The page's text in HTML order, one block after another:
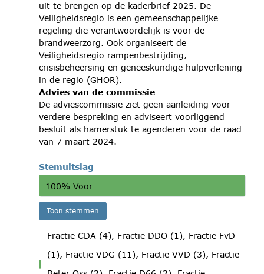
uit te brengen op de kaderbrief 2025. De
Veiligheidsregio is een gemeenschappelijke
regeling die verantwoordelijk is voor de
brandweerzorg. Ook organiseert de
Veiligheidsregio rampenbestrijding,
crisisbeheersing en geneeskundige hulpverlening
in de regio (GHOR).
Advies van de commissie
De adviescommissie ziet geen aanleiding voor
verdere bespreking en adviseert voorliggend
besluit als hamerstuk te agenderen voor de raad
van 7 maart 2024.
Stemuitslag
100% Voor
Toon stemmen
Fractie CDA (4), Fractie DDO (1), Fractie FvD
(1), Fractie VDG (11), Fractie VVD (3), Fractie